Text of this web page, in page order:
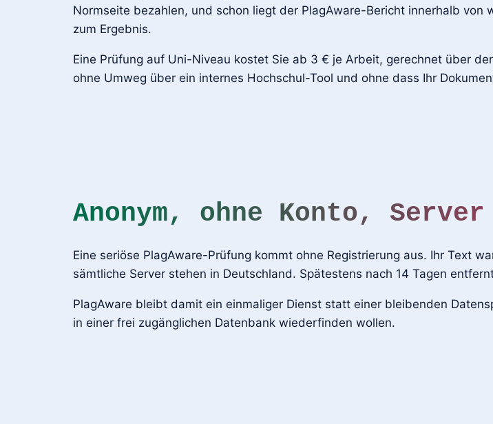
Normseite bezahlen, und schon liegt der PlagAware-Bericht innerhalb
zum Ergebnis.
Eine Prüfung auf Uni-Niveau kostet Sie ab 3 € je Arbeit, gerechnet über
ohne Umweg über ein internes Hochschul-Tool und ohne dass Ihr
Anonym, ohne Konto,
Eine seriöse PlagAware-Prüfung kommt ohne Registrierung aus. Ihr Text
sämtliche Server stehen in Deutschland. Spätestens nach 14 Tagen
PlagAware bleibt damit ein einmaliger Dienst statt einer bleibenden
in einer frei zugänglichen Datenbank wiederfinden wollen.